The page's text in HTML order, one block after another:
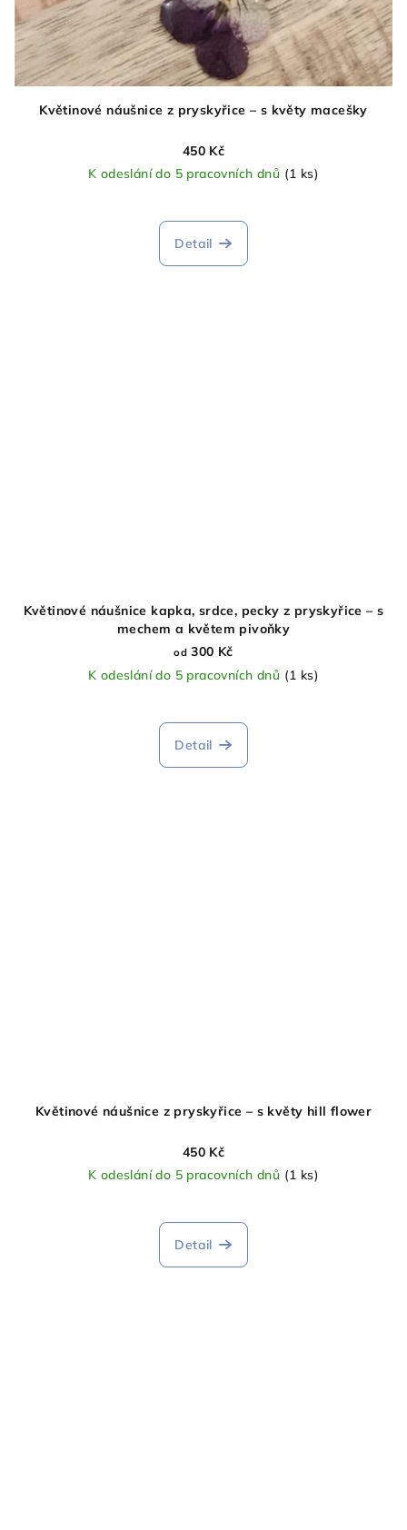
Květinové náušnice z pryskyřice – s květy macešky
450 Kč
K odeslání do 5 pracovních dnů (1 ks)
Detail
Květinové náušnice kapka, srdce, pecky z pryskyřice – s
mechem a květem pivoňky
od 300 Kč
K odeslání do 5 pracovních dnů (1 ks)
Detail
Květinové náušnice z pryskyřice – s květy hill flower
450 Kč
K odeslání do 5 pracovních dnů (1 ks)
Detail